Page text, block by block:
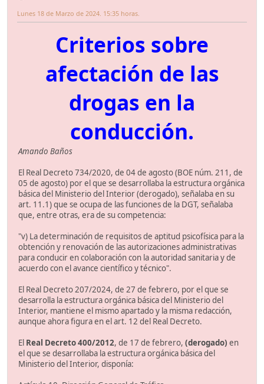
Lunes 18 de Marzo de 2024. 15:35 horas.
Criterios sobre
afectación de las
drogas en la
conducción.
Amando Baños
El Real Decreto 734/2020, de 04 de agosto (BOE núm. 211, de
05 de agosto) por el que se desarrollaba la estructura orgánica
básica del Ministerio del Interior (derogado), señalaba en su
art. 11.1) que se ocupa de las funciones de la DGT, señalaba
que, entre otras, era de su competencia:
"v) La determinación de requisitos de aptitud psicofísica para la
obtención y renovación de las autorizaciones administrativas
para conducir en colaboración con la autoridad sanitaria y de
acuerdo con el avance científico y técnico".
El Real Decreto 207/2024, de 27 de febrero, por el que se
desarrolla la estructura orgánica básica del Ministerio del
Interior, mantiene el mismo apartado y la misma redacción,
aunque ahora figura en el art. 12 del Real Decreto.
El Real Decreto 400/2012, de 17 de febrero, (derogado) en
el que se desarrollaba la estructura orgánica básica del
Ministerio del Interior, disponía: